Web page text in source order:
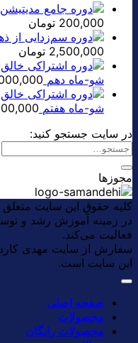
200,000 تومان
2,500,000 تومان
شو-ماه دهم
شو-ماه هفتم
در سایت جستجو کنید:
مجوزها
کلیه حقوق این سایت
در زمینه آموزش رشد و
فعالیت می‌کند.
سفارش از سایت مهدی
این سایت است.
صفحه اصلی
محصولات
محصولات رایگان